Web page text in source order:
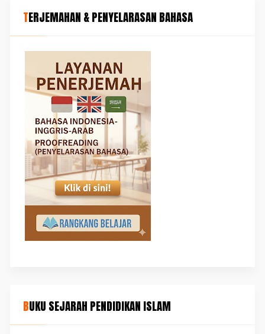
TERJEMAHAN & PENYELARASAN BAHASA
BUKU SEJARAH PENDIDIKAN ISLAM